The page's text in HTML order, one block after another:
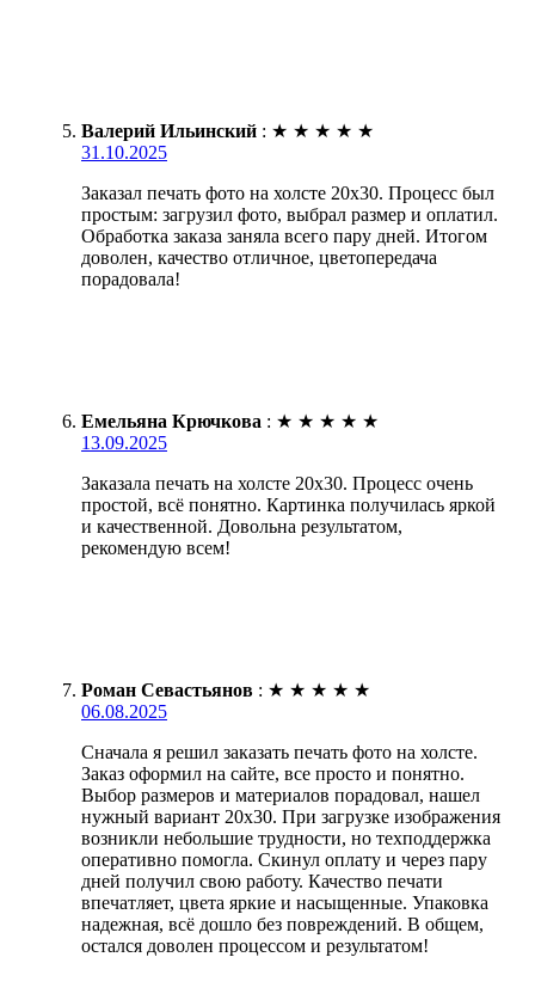
Валерий Ильинский : ★ ★ ★ ★ ★
31.10.2025
Заказал печать фото на холсте 20х30. Процесс был
простым: загрузил фото, выбрал размер и оплатил.
Обработка заказа заняла всего пару дней. Итогом
доволен, качество отличное, цветопередача
порадовала!
Емельяна Крючкова : ★ ★ ★ ★ ★
13.09.2025
Заказала печать на холсте 20х30. Процесс очень
простой, всё понятно. Картинка получилась яркой
и качественной. Довольна результатом,
рекомендую всем!
Роман Севастьянов : ★ ★ ★ ★ ★
06.08.2025
Сначала я решил заказать печать фото на холсте.
Заказ оформил на сайте, все просто и понятно.
Выбор размеров и материалов порадовал, нашел
нужный вариант 20х30. При загрузке изображения
возникли небольшие трудности, но техподдержка
оперативно помогла. Скинул оплату и через пару
дней получил свою работу. Качество печати
впечатляет, цвета яркие и насыщенные. Упаковка
надежная, всё дошло без повреждений. В общем,
остался доволен процессом и результатом!